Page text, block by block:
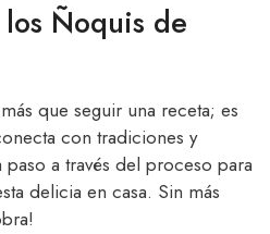
Ñoquis de
que seguir una receta; es
con tradiciones y
a través del proceso para
delicia en casa. Sin más